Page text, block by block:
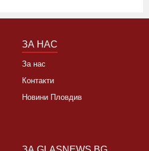
ЗА НАС
За нас
Контакти
Новини Пловдив